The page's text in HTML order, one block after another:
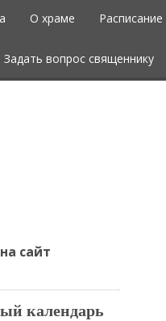
О храме
Задать вопрос священнику
сайт
календарь